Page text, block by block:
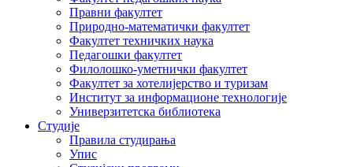
Правни факултет
Природно-математички факултет
Факултет техничких наука
Педагошки факултет
Филолошко-уметнички факултет
Факултет за хотелијерство и туризам
Институт за информационе технологије
Универзитетска библиотека
Студије
Правила студирања
Упис